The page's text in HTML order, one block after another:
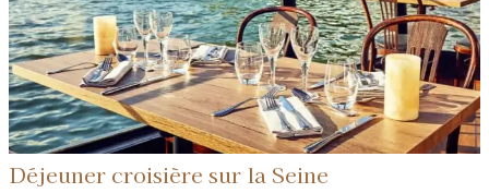
Déjeuner croisière sur la Seine